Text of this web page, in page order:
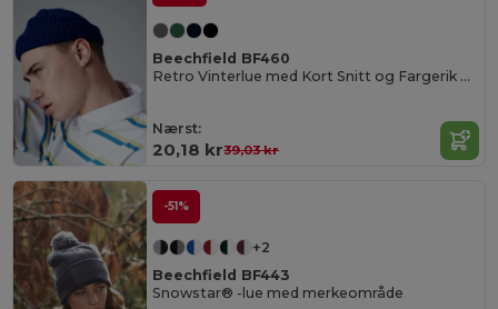
Beechfield BF460
Retro Vinterlue med Kort Snitt og Fargerik Stil
Nærst:
20,18 kr39,03 kr
-51%
+2
Beechfield BF443
Snowstar® -lue med merkeområde